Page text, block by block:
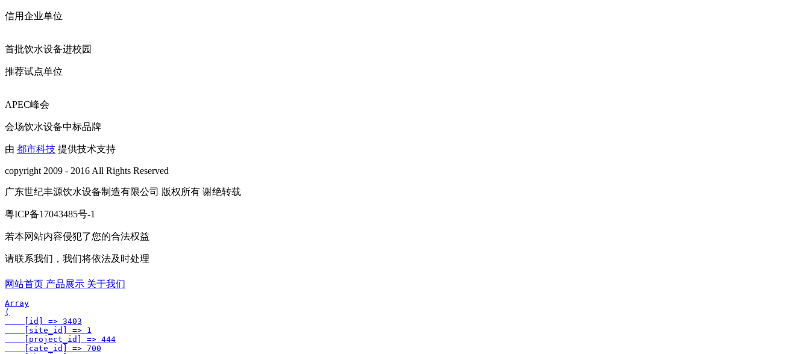
信用企业单位
首批饮水设备进校园
推荐试点单位
APEC峰会
会场饮水设备中标品牌
由 都市科技 提供技术支持
copyright 2009 - 2016 All Rights Reserved
广东世纪丰源饮水设备制造有限公司 版权所有 谢绝转载
粤ICP备17043485号-1
若本网站内容侵犯了您的合法权益
请联系我们，我们将依法及时处理
网站首页 产品展示 关于我们
Array
(
    [id] => 3403
    [site_id] => 1
    [project_id] => 444
    [cate_id] => 700